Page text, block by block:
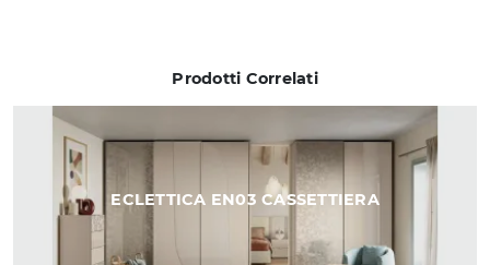
Prodotti Correlati
ECLETTICA EN03 CASSETTIERA